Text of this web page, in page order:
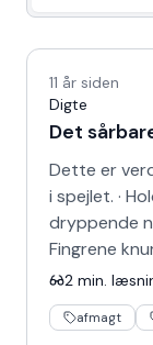
11 år siden
Digte
Det
Dette er
i spejlet. ·
dryppende
Fingrene
2 min.
afmagt